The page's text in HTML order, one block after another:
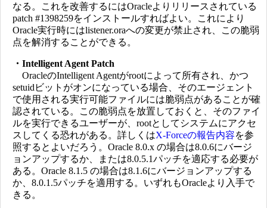
なる。これを改善するにはOracleよりリリースされている
patch #1398259をインストールすればよい。これにより
Oracle実行時にはlistener.oraへの変更が禁止され、この脆弱
点を解消することができる。
・Intelligent Agent Patch
OracleのIntelligent Agentがrootによって所有され、かつ
setuidビットがオンになっている場合、そのエージェント
で使用される実行可能ファイルには脆弱点があることが確
認されている。この脆弱点を放置しておくと、そのファイ
ルを実行できるユーザーが、rootとしてシステムにアクセ
スしてくる恐れがある。詳しくはX-Forceの報告内容を参
照するとよいだろう。Oracle 8.0.x の場合は8.0.6にバージ
ョンアップするか、または8.0.5.1パッチを適応する必要が
ある。Oracle 8.1.5 の場合は8.1.6にバージョンアップする
か、8.0.1.5パッチを適用する。いずれもOracleより入手で
きる。